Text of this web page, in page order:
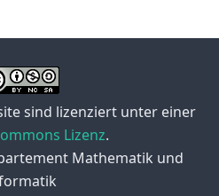
sind lizenziert unter einer
Lizenz.
Mathematik und